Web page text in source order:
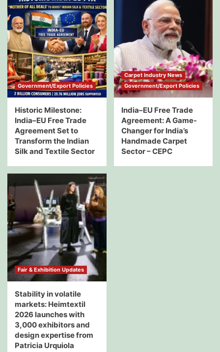
Government/Export Policies
Historic Milestone:
India–EU Free Trade
Agreement Set to
Transform the Indian
Silk and Textile Sector
Carpet Industry News
Government/Export Policies
India–EU Free Trade
Agreement: A Game-
Changer for India’s
Handmade Carpet
Sector – CEPC
Fair & Exhibition Updates
Stability in volatile
markets: Heimtextil
2026 launches with
3,000 exhibitors and
design expertise from
Patricia Urquiola